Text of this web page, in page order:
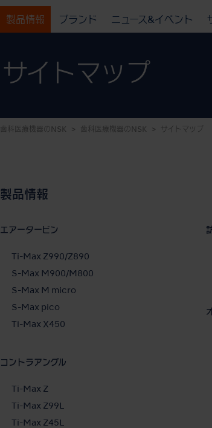
製品情報 ブランド ニュース&イベント
サイトマップ
歯科医療機器のNSK 歯科医療機器のNSK サイトマップ
製品情報
エアータービン
Ti-Max Z990/Z890
S-Max M900/M800
S-Max M micro
S-Max pico
Ti-Max X450
コントラアングル
Ti-Max Z
Ti-Max Z99L
Ti-Max Z45L